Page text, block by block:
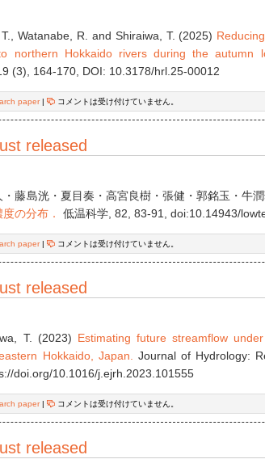
Watanabe, R. and Shiraiwa, T. (2025)
northern Hokkaido rivers during the autumn
(3), 164-170, DOI: 10.3178/hrl.25-00012
paper| コメントは受け付けていません。
released
・藤島洸・夏目奏・高宮良樹・張健・郭銘玉・牛
の分布．
低温科学, 82, 83-91, doi:10.14943/
paper| コメントは受け付けていません。
released
T. (2023) Estimating future streamflow
Hokkaido, Japan. Journal of Hydrology:
doi.org/10.1016/j.ejrh.2023.101555
paper| コメントは受け付けていません。
released